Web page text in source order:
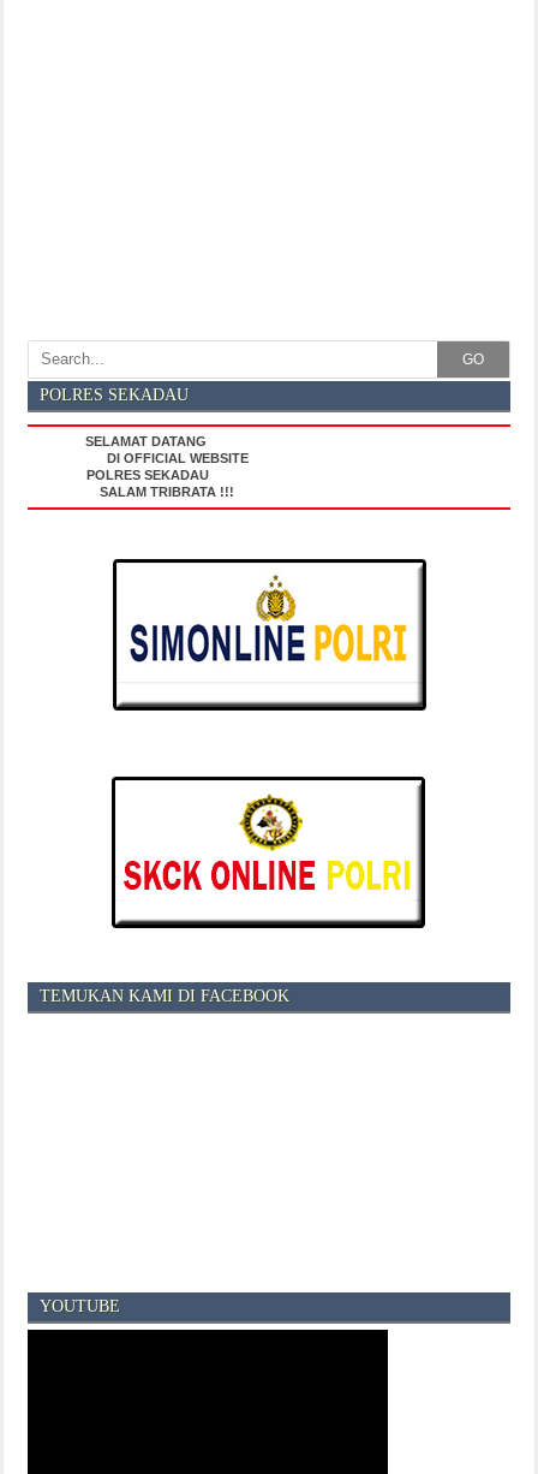
GO
POLRES SEKADAU
SELAMAT DATANG
DI OFFICIAL WEBSITE
POLRES SEKADAU
SALAM TRIBRATA !!!
TEMUKAN KAMI DI FACEBOOK
YOUTUBE